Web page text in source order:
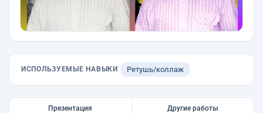
ИСПОЛЬЗУЕМЫЕ НАВЫКИ Ретушь/коллаж
Презентация Другие работы